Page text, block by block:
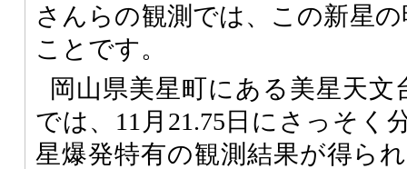
さんらの観測では、この新星
ことです。
岡山県美星町にある美星天文
では、11月21.75日にさっそく
星爆発特有の観測結果が得ら